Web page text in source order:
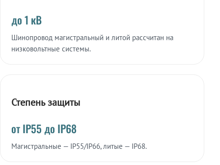
до 1 кВ
Шинопровод магистральный и литой рассчитан на
низковольтные системы.
Степень защиты
от IP55 до IP68
Магистральные — IP55/IP66, литые — IP68.